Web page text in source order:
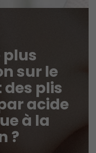
plus
sur le
plis
acide
à la
?